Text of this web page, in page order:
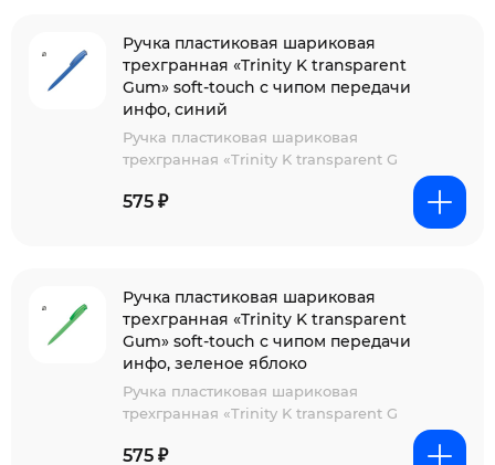
Ручка пластиковая шариковая
трехгранная «Trinity K transparent
Gum» soft-touch с чипом передачи
инфо, синий
Ручка пластиковая шариковая
трехгранная «Trinity K transparent G
575 ₽
Ручка пластиковая шариковая
трехгранная «Trinity K transparent
Gum» soft-touch с чипом передачи
инфо, зеленое яблоко
Ручка пластиковая шариковая
трехгранная «Trinity K transparent G
575 ₽